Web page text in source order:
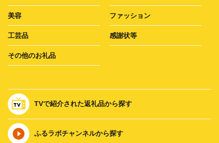
美容 ファッション
工芸品 感謝状等
その他のお礼品
TVで紹介された返礼品から探す
ふるラボチャンネルから探す